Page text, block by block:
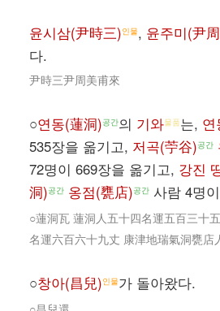
윤시삼(尹時三)인물, 윤주미(尹
다.
尹時三尹周美甫來
○연동(蓮洞)공간의 기와물품는, 연
535장을 옮기고, 저곡(苧谷)공간
72명이 669장을 옮기고, 강진
洞)공간 옹점(甕店)공간 사람 4명
○蓮洞瓦 蓮洞人五十四名運五百三十
名運六百六十九丈 康津地瑞氣洞甕店
○창아(昌兒)인물가 돌아왔다.